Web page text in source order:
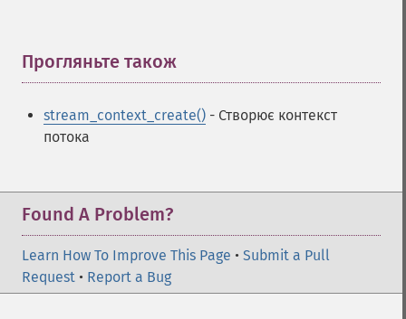
Прогляньте також
stream_context_create() - Створює контекст
потока
Found A Problem?
Learn How To Improve This Page • Submit a Pull
Request • Report a Bug